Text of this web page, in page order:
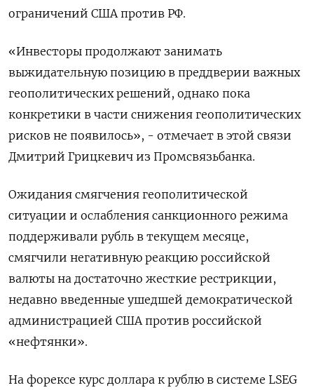
ограничений США против РФ.
«Инвесторы продолжают занимать
выжидательную позицию в преддверии важных
геополитических решений, однако пока
конкретики в части снижения геополитических
рисков не появилось», - отмечает в этой связи
Дмитрий Грицкевич из Промсвязьбанка.
Ожидания смягчения геополитической
ситуации и ослабления санкционного режима
поддерживали рубль в текущем месяце,
смягчили негативную реакцию российской
валюты на достаточно жесткие рестрикции,
недавно введенные ушедшей демократической
администрацией США против российской
«нефтянки».
На форексе курс доллара к рублю в системе LSEG